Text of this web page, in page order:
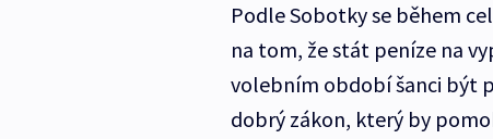
Podle Sobotky se během
na tom, že stát peníze na
volebním období šanci být
dobrý zákon, který by